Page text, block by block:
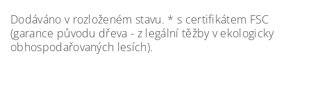
Dodáváno v rozloženém stavu. * s certifikátem FSC
(garance původu dřeva - z legální těžby v ekologicky
obhospodařovaných lesích).